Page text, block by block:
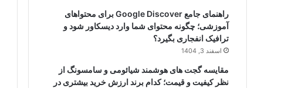
راهنمای جامع Google Discover برای محتواهای
آموزشی؛ چگونه محتوای شما وارد دیسکاور شود و
ترافیک انفجاری بگیرد؟
اسفند 3, 1404
مقایسه گجت های هوشمند شیائومی و سامسونگ از
نظر کیفیت و قیمت؛ کدام برند ارزش خرید بیشتری در